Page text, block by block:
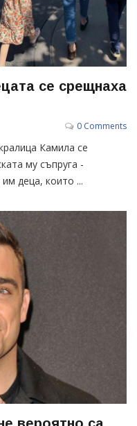
се срещнаха
0 Comments
Камила се
му съпруга -
деца, които ...